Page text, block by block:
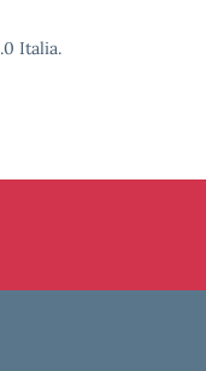
Italia.